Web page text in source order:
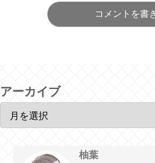
コメントを書
アーカイブ
柚葉